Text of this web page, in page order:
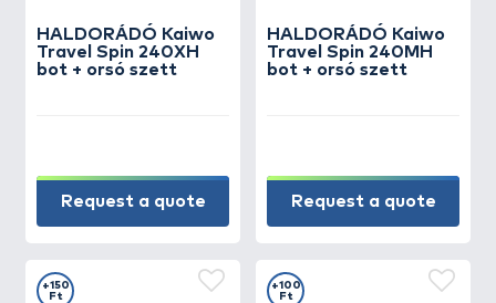
HALDORÁDÓ Kaiwo
Travel Spin 240XH
bot + orsó szett
Request a quote
HALDORÁDÓ Kaiwo
Travel Spin 240MH
bot + orsó szett
Request a quote
+150
Ft
+100
Ft